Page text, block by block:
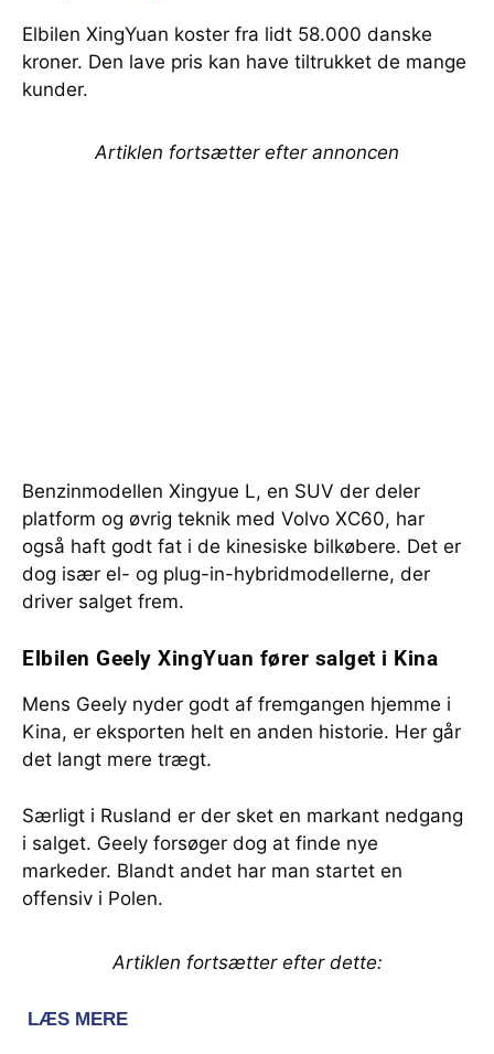
Elbilen XingYuan koster fra lidt 58.000 danske
kroner. Den lave pris kan have tiltrukket de mange
kunder.
Artiklen fortsætter efter annoncen
Benzinmodellen Xingyue L, en SUV der deler
platform og øvrig teknik med Volvo XC60, har
også haft godt fat i de kinesiske bilkøbere. Det er
dog især el- og plug-in-hybridmodellerne, der
driver salget frem.
Elbilen Geely XingYuan fører salget i Kina
Mens Geely nyder godt af fremgangen hjemme i
Kina, er eksporten helt en anden historie. Her går
det langt mere trægt.
Særligt i Rusland er der sket en markant nedgang
i salget. Geely forsøger dog at finde nye
markeder. Blandt andet har man startet en
offensiv i Polen.
Artiklen fortsætter efter dette: